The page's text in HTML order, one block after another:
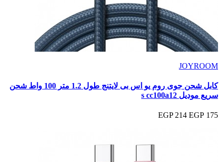
JOYROOM
كابل شحن جوى روم يو اس بى لايتنج طول 1.2 متر 100 واط شحن
سريع موديل s cc100a12
175 EGP
214 EGP